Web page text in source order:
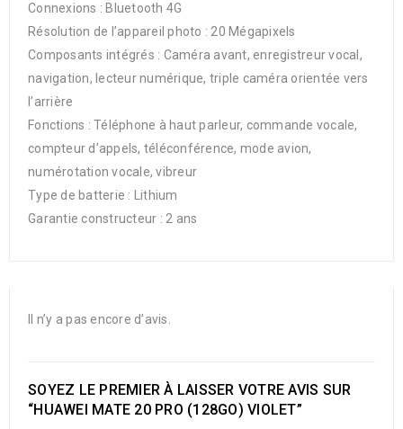
Connexions : Bluetooth 4G
Résolution de l’appareil photo : 20 Mégapixels
Composants intégrés : Caméra avant, enregistreur vocal,
navigation, lecteur numérique, triple caméra orientée vers
l’arrière
Fonctions : Téléphone à haut parleur, commande vocale,
compteur d’appels, téléconférence, mode avion,
numérotation vocale, vibreur
Type de batterie : Lithium
Garantie constructeur : 2 ans
Il n’y a pas encore d’avis.
SOYEZ LE PREMIER À LAISSER VOTRE AVIS SUR
“HUAWEI MATE 20 PRO (128GO) VIOLET”